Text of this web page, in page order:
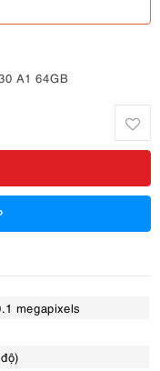
A1 64GB
megapixels